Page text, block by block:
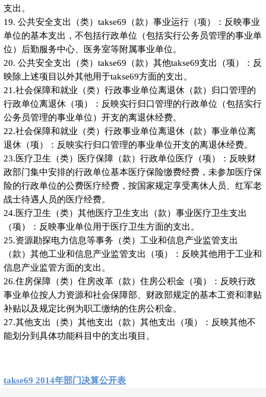
支出。
19. 公共安全支出（类）takse69（款）事业运行（项）：反映事业
单位的基本支出，不包括行政单位（包括实行公务员管理的事业单
位）后勤服务中心、医务室等附属事业单位。
20. 公共安全支出（类）takse69（款）其他takse69支出（项）：反
映除上述项目以外其他用于takse69方面的支出。
21.社会保障和就业（类）行政事业单位离退休（款）归口管理的
行政单位离退休（项）：反映实行归口管理的行政单位（包括实行
公务员管理的事业单位）开支的离退休经费。
22.社会保障和就业（类）行政事业单位离退休（款）事业单位离
退休（项）：反映实行归口管理的事业单位开支的离退休经费。
23.医疗卫生（类）医疗保障（款）行政单位医疗（项）：反映财
政部门集中安排的行政单位基本医疗保险缴费经费，未参加医疗保
险的行政单位的公费医疗经费，按国家规定享受离休人员、红军老
战士待遇人员的医疗经费。
24.医疗卫生（类）其他医疗卫生支出（款）事业医疗卫生支出
（项）：反映事业单位用于医疗卫生方面的支出。
25.资源勘探电力信息等事务（类）工业和信息产业监管支出
（款）其他工业和信息产业监管支出（项）：反映其他用于工业和
信息产业监管方面的支出。
26.住房保障（类）住房改革（款）住房公积金（项）：反映行政
事业单位按人力资源和社会保障部、财政部规定的基本工资和津贴
补贴以及规定比例为职工缴纳的住房公积金。
27.其他支出（类）其他支出（款）其他支出（项）：反映其他不
能划分到具体功能科目中的支出项目。
takse69 2014年部门决算公开表